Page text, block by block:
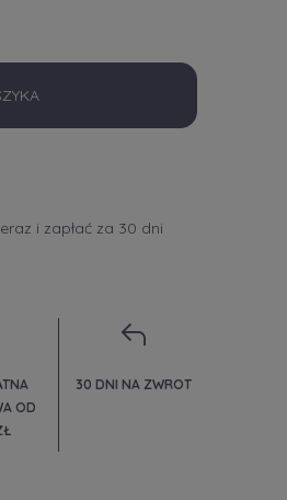
i zapłać za 30 dni
OD
30 DNI NA ZWROT